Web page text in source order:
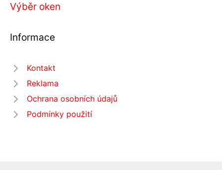
Výběr oken
Informace
Kontakt
Reklama
Ochrana osobních údajů
Podmínky použití